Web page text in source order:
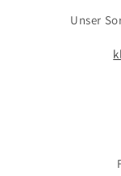
Unser